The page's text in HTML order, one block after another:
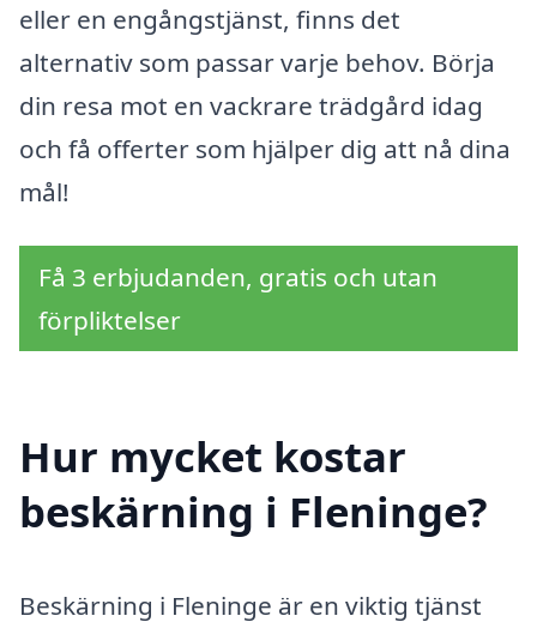
eller en engångstjänst, finns det
alternativ som passar varje behov. Börja
din resa mot en vackrare trädgård idag
och få offerter som hjälper dig att nå dina
mål!
Få 3 erbjudanden, gratis och utan
förpliktelser
Hur mycket kostar
beskärning i Fleninge?
Beskärning i Fleninge är en viktig tjänst